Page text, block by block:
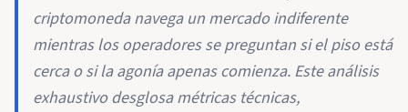
criptomoneda navega un mercado indiferente
mientras los operadores se preguntan si el piso está
cerca o si la agonía apenas comienza. Este análisis
exhaustivo desglosa métricas técnicas,